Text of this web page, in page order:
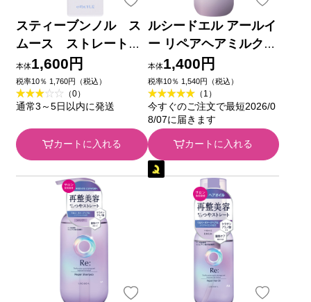
スティーブンノル ス
ムース ストレート
シャンプー ４７５ｍＬ
コーセー
本体1,600円
税率10％ 1,760円（税込）
（0）
通常3～5日以内に発送
カートに入れる
ルシードエル アールイ
ー リペアヘアミルク
９０ｇ マンダム
本体1,400円
税率10％ 1,540円（税込）
（1）
今すぐのご注文で最短2026/0
8/07に届きます
カートに入れる